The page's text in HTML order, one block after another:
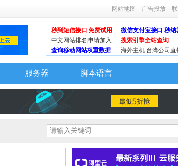
网站地图 广告投放
秒到短信接口 免费试用
微信支付宝接口 秒结
中文网站排名|申请加入
搜索引擎全站查询
查询移动网站权重数据
海外主机 台湾公司直
服务器 脚本语言